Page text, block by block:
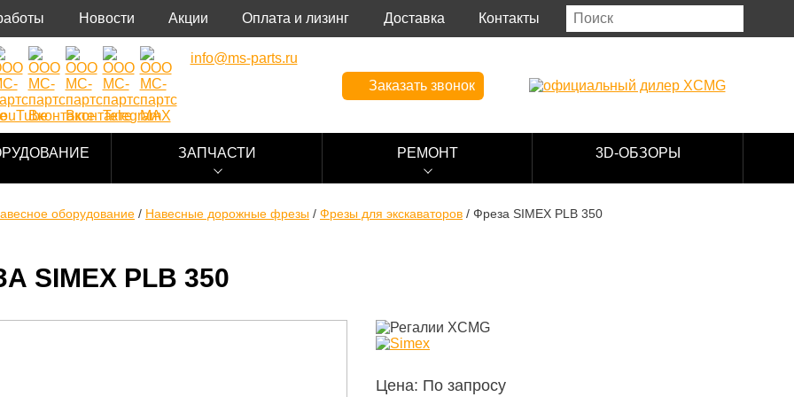
Новости Акции Оплата и лизинг Доставка Контакты
info@ms-parts.ru
Заказать звонок
ЗАПЧАСТИ РЕМОНТ 3D-ОБЗОРЫ
оборудование / Навесные дорожные фрезы / Фрезы для экскаваторов / Фреза SIMEX PLB 350
SIMEX PLB 350
Цена: По запросу